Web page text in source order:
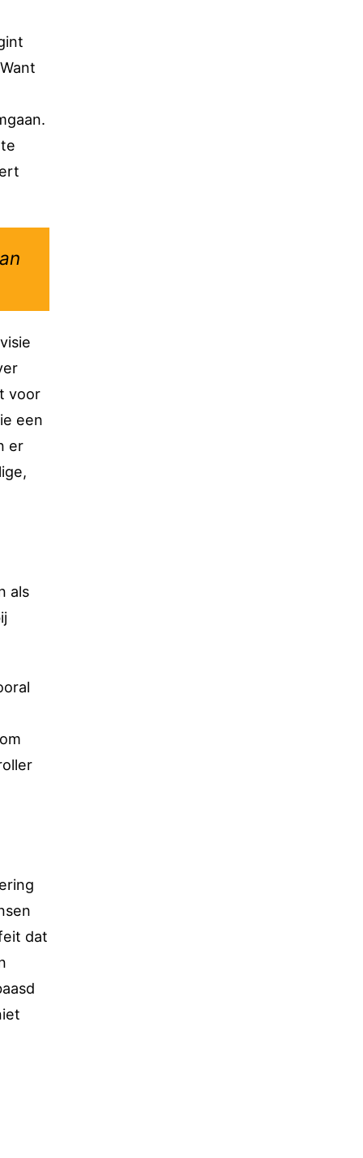
voor
een
er
als
dat